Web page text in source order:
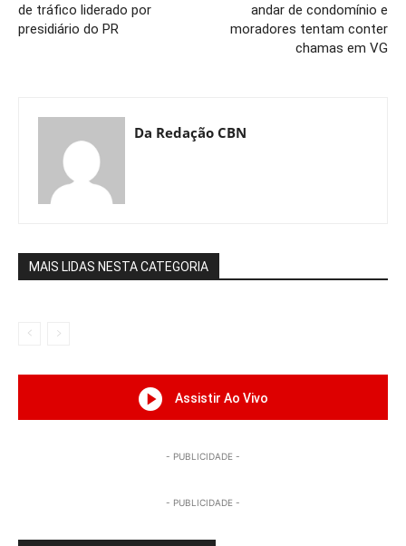
de tráfico liderado por
presidiário do PR
andar de condomínio e
moradores tentam conter
chamas em VG
Da Redação CBN
MAIS LIDAS NESTA CATEGORIA
Assistir Ao Vivo
- PUBLICIDADE -
- PUBLICIDADE -